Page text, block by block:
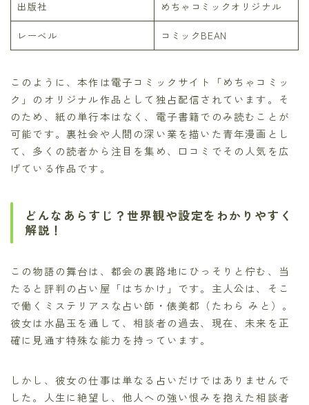
出版社 めちゃコミックオリジナル
レーベル コミックBEAN
このように、本作は電子コミックサイト「めちゃコミッ
ク」のオリジナル作品として独占配信されています。そ
のため、紙の単行本はなく、電子書籍でのみ読むことが
可能です。裏社会や人間の深い業を描いた青年漫画とし
て、多くの読者から注目を集め、口コミでその人気を広
げている作品です。
どんなあらすじ？世界観や設定をわかりやすく
解説！
この物語の舞台は、都会の裏路地にひっそりと佇む、当
たると評判の占い屋「はちかけ」です。主人公は、そこ
で働くミステリアスな占い師・俵美都（たわら みと）。
彼女は水晶玉を通して、相談者の過去、現在、未来を正
確に見通す特殊な能力を持っています。
しかし、彼女の仕事は単なる占いだけではありませんで
した。人生に絶望し、他人への強い恨みを抱えた相談者